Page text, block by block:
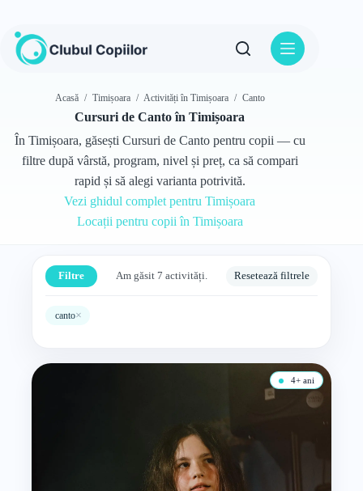
conținut
Acasă / Timișoara / Activități în Timișoara / Canto
Cursuri de Canto în Timișoara
În Timișoara, găsești Cursuri de Canto pentru copii — cu
filtre după vârstă, program, nivel și preț, ca să compari
rapid și să alegi varianta potrivită.
Vezi ghidul complet pentru Timișoara
Locații pentru copii în Timișoara
Filtre Am găsit 7 activități. Resetează filtrele
canto×
4+ ani